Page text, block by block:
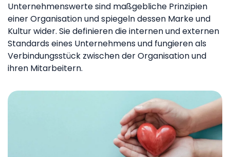
Unternehmenswerte sind maßgebliche Prinzipien
einer Organisation und spiegeln dessen Marke und
Kultur wider. Sie definieren die internen und externen
Standards eines Unternehmens und fungieren als
Verbindungsstück zwischen der Organisation und
ihren Mitarbeitern.